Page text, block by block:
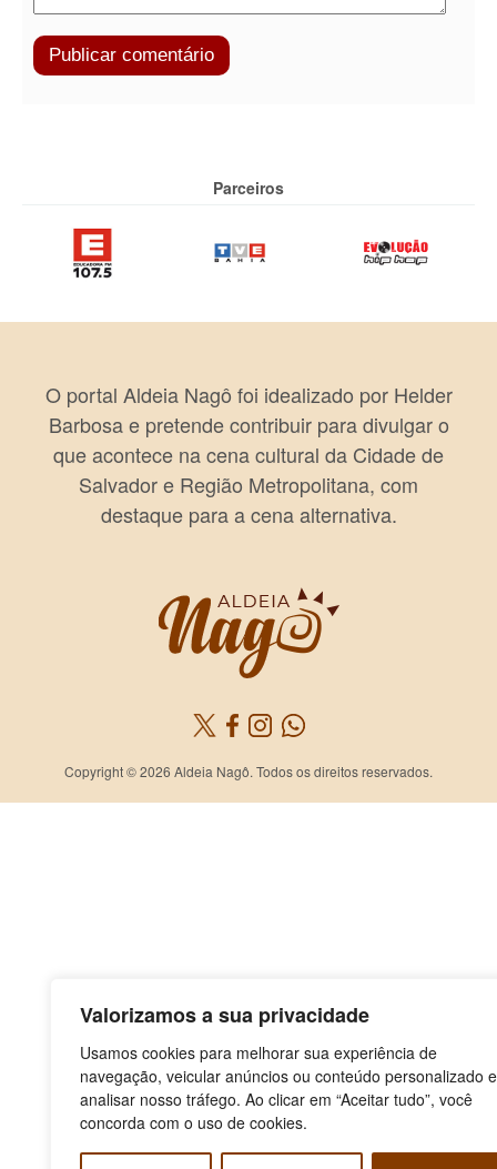
Valorizamos a sua privacidade
Usamos cookies para melhorar sua experiência de
navegação, veicular anúncios ou conteúdo personalizado e
analisar nosso tráfego. Ao clicar em “Aceitar tudo”, você
concorda com o uso de cookies.
Parceiros
O portal Aldeia Nagô foi idealizado por Helder
Barbosa e pretende contribuir para divulgar o
que acontece na cena cultural da Cidade de
Salvador e Região Metropolitana, com
destaque para a cena alternativa.
Copyright © 2026 Aldeia Nagô. Todos os direitos reservados.